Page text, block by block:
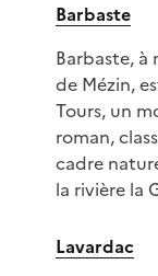
Barbaste
Barbaste, à
de Mézin,
Tours, un
roman,
cadre
la rivière la
Lavardac